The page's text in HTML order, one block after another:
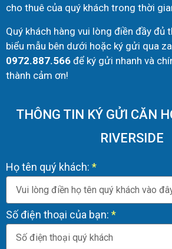
cho thuê của quý khách trong thời
Quý khách hàng vui lòng điền đầy đủ
biểu mẫu bên dưới hoặc ký gửi qua
0972.887.566 để ký gửi nhanh và
thành cảm ơn!
THÔNG TIN KÝ GỬI CĂN
RIVERSIDE
Họ tên quý khách:
Số điện thoại của bạn: